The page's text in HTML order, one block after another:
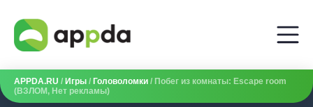
APPDA.RU / Игры / Головоломки / Побег из комнаты: Escape room
(ВЗЛОМ, Нет рекламы)